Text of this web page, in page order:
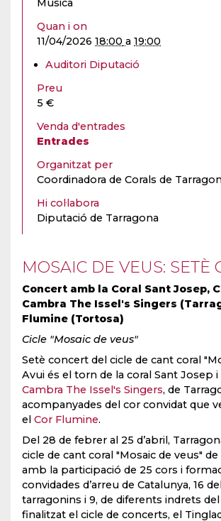
Música
Quan i on
11/04/2026 18:00 a 19:00
Auditori Diputació
Preu
5 €
Venda d'entrades
Entrades
Organitzat per
Coordinadora de Corals de
Hi col·labora
Diputació de Tarragona
MOSAIC DE VEUS: SETÈ
Concert amb la Coral Sant Josep,
Cambra The Issel's Singers
Flumine (Tortosa)
Cicle "Mosaic de veus"
Setè concert del cicle de cant coral
Avui és el torn de la coral Sant Josep i
Cambra The Issel's Singers, de
acompanyades del cor convidat que
el Cor Flumine.
Del 28 de febrer al 25 d’abril,
cicle de cant coral "Mosaic de veus"
amb la participació de 25 cors i
convidades d’arreu de Catalunya, 16
tarragonins i 9, de diferents indrets
finalitzat el cicle de concerts, el